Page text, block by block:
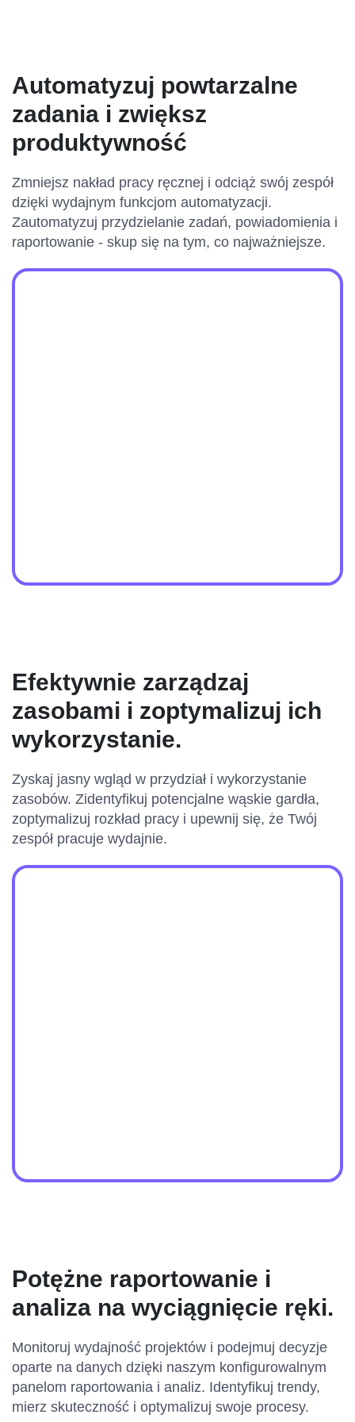
Automatyzuj powtarzalne
zadania i zwiększ
produktywność
Zmniejsz nakład pracy ręcznej i odciąż swój zespół
dzięki wydajnym funkcjom automatyzacji.
Zautomatyzuj przydzielanie zadań, powiadomienia i
raportowanie - skup się na tym, co najważniejsze.
Efektywnie zarządzaj
zasobami i zoptymalizuj ich
wykorzystanie.
Zyskaj jasny wgląd w przydział i wykorzystanie
zasobów. Zidentyfikuj potencjalne wąskie gardła,
zoptymalizuj rozkład pracy i upewnij się, że Twój
zespół pracuje wydajnie.
Potężne raportowanie i
analiza na wyciągnięcie ręki.
Monitoruj wydajność projektów i podejmuj decyzje
oparte na danych dzięki naszym konfigurowalnym
panelom raportowania i analiz. Identyfikuj trendy,
mierz skuteczność i optymalizuj swoje procesy.